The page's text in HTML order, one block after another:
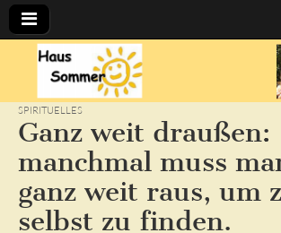
Sommer's
BLOG
SPIRITUELLES
Ganz weit draußen:
manchmal muss
ganz weit raus, um
selbst zu finden.